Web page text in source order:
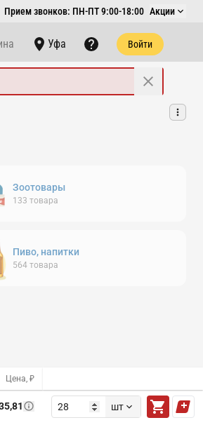
Прием звонков: ПН-ПТ 9:00-18:00 Акции
Уфа Войти
Зоотовары
133 товара
Пиво, напитки
564 товара
Цена, ₽
шт